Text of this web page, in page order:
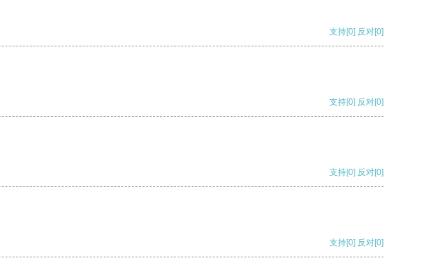
支持[0] 反对[0]
支持[0] 反对[0]
支持[0] 反对[0]
支持[0] 反对[0]